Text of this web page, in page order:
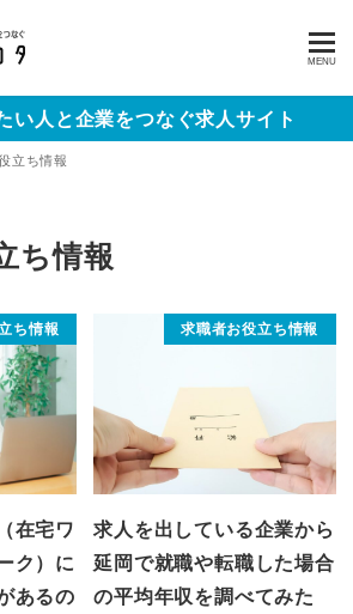
MENU
い人と企業をつなぐ求人サイト
立ち情報
ち情報
ち情報
在宅ワ
ク）に
あるの
求職者お役立ち情報
求人を出している企業から
延岡で就職や転職した場合
の平均年収を調べてみた